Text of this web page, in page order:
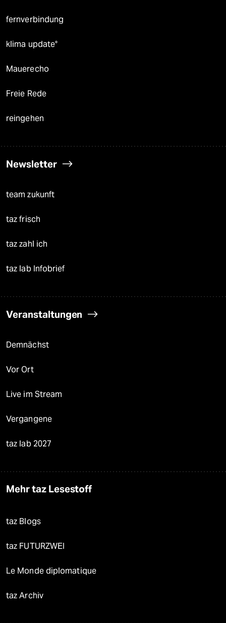
fernverbindung
klima update°
Mauerecho
Freie Rede
reingehen
Newsletter
team zukunft
taz frisch
taz zahl ich
taz lab Infobrief
Veranstaltungen
Demnächst
Vor Ort
Live im Stream
Vergangene
taz lab 2027
Mehr taz Lesestoff
taz Blogs
taz FUTURZWEI
Le Monde diplomatique
taz Archiv